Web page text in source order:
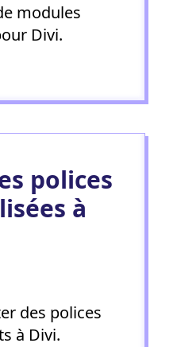
modules
Divi.
polices
à
des polices
à Divi.